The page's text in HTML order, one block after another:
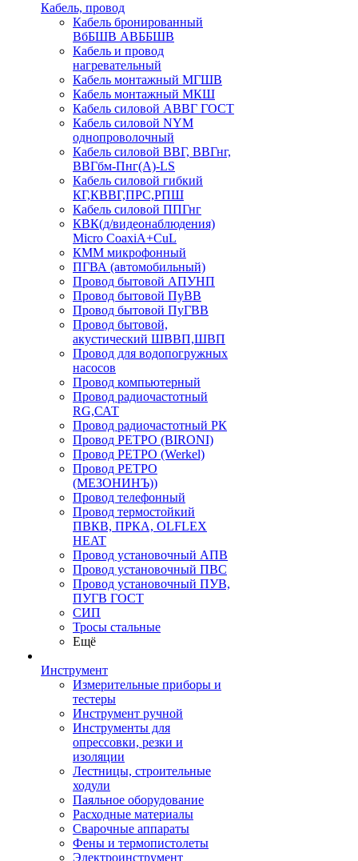
Кабель, провод
Кабель бронированный
ВбБШВ АВББШВ
Кабель и провод
нагревательный
Кабель монтажный МГШВ
Кабель монтажный МКШ
Кабель силовой АВВГ ГОСТ
Кабель силовой NYM
однопроволочный
Кабель силовой ВВГ, ВВГнг,
ВВГбм-Пнг(А)-LS
Кабель силовой гибкий
КГ,КВВГ,ПРС,РПШ
Кабель силовой ППГнг
КВК(д/видеонаблюдения)
Micro CoaxiA+CuL
КММ микрофонный
ПГВА (автомобильный)
Провод бытовой АПУНП
Провод бытовой ПуВВ
Провод бытовой ПуГВВ
Провод бытовой,
акустический ШВВП,ШВП
Провод для водопогружных
насосов
Провод компьютерный
Провод радиочастотный
RG,САТ
Провод радиочастотный РК
Провод РЕТРО (BIRONI)
Провод РЕТРО (Werkel)
Провод РЕТРО
(МЕЗОНИНЪ))
Провод телефонный
Провод термостойкий
ПВКВ, ПРКА, OLFLEX
HEAT
Провод установочный АПВ
Провод установочный ПВС
Провод установочный ПУВ,
ПУГВ ГОСТ
СИП
Тросы стальные
Ещё
Инструмент
Измерительные приборы и
тестеры
Инструмент ручной
Инструменты для
опрессовки, резки и
изоляции
Лестницы, строительные
ходули
Паяльное оборудование
Расходные материалы
Сварочные аппараты
Фены и термопистолеты
Электроинструмент